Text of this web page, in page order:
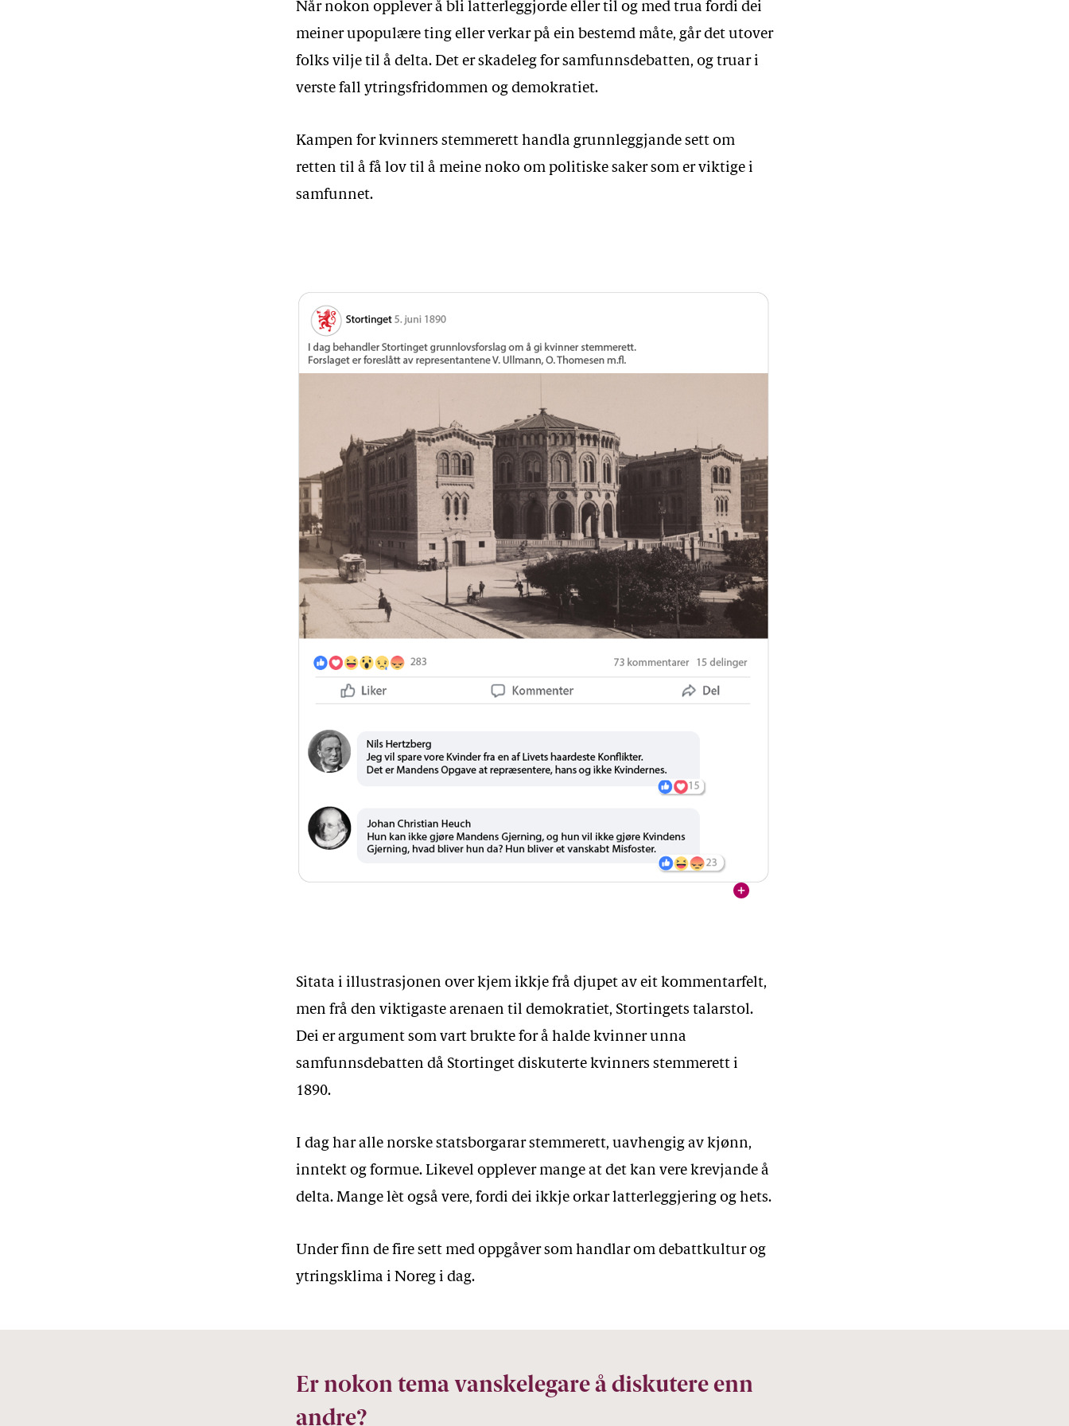
Når nokon opplever å bli latterleggjorde eller til og med trua fordi dei
meiner upopulære ting eller verkar på ein bestemd måte, går det utover
folks vilje til å delta. Det er skadeleg for samfunnsdebatten, og truar i
verste fall ytringsfridommen og demokratiet.
Kampen for kvinners stemmerett handla grunnleggjande sett om
retten til å få lov til å meine noko om politiske saker som er viktige i
samfunnet.
vis
Sitata i illustrasjonen over kjem ikkje frå djupet av eit kommentarfelt,
men frå den viktigaste arenaen til demokratiet, Stortingets talarstol.
Dei er argument som vart brukte for å halde kvinner unna
samfunnsdebatten då Stortinget diskuterte kvinners stemmerett i
1890.
I dag har alle norske statsborgarar stemmerett, uavhengig av kjønn,
inntekt og formue. Likevel opplever mange at det kan vere krevjande å
delta. Mange lèt også vere, fordi dei ikkje orkar latterleggjering og hets.
Under finn de fire sett med oppgåver som handlar om debattkultur og
ytringsklima i Noreg i dag.
Er nokon tema vanskelegare å diskutere enn
andre?